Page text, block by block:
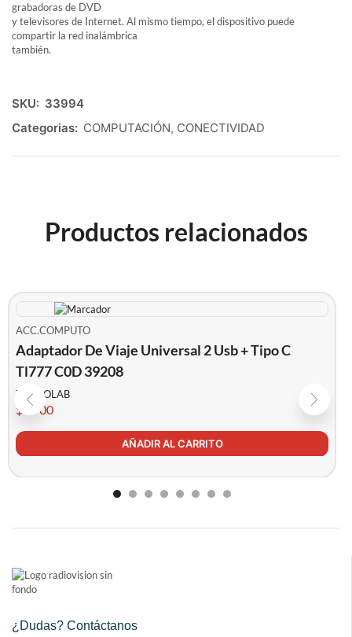
grabadoras de DVD
y televisores de Internet. Al mismo tiempo, el dispositivo puede
compartir la red inalámbrica
también.
SKU: 33994
Categorias: COMPUTACIÓN, CONECTIVIDAD
Productos relacionados
ACC.COMPUTO
Adaptador De Viaje Universal 2 Usb + Tipo C
Tl777 C0D 39208
TECNOLAB
$ 9.900
AÑADIR AL CARRITO
¿Dudas? Contáctanos